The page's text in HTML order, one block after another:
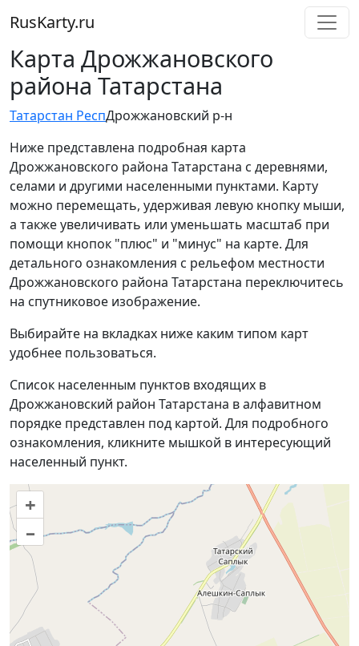
RusKarty.ru
Карта Дрожжановского
района Татарстана
Татарстан РеспДрожжановский р-н
Ниже представлена подробная карта
Дрожжановского района Татарстана с деревнями,
селами и другими населенными пунктами. Карту
можно перемещать, удерживая левую кнопку мыши,
а также увеличивать или уменьшать масштаб при
помощи кнопок "плюс" и "минус" на карте. Для
детального ознакомления с рельефом местности
Дрожжановского района Татарстана переключитесь
на спутниковое изображение.
Выбирайте на вкладках ниже каким типом карт
удобнее пользоваться.
Список населенным пунктов входящих в
Дрожжановский район Татарстана в алфавитном
порядке представлен под картой. Для подробного
ознакомления, кликните мышкой в интересующий
населенный пункт.
+
–